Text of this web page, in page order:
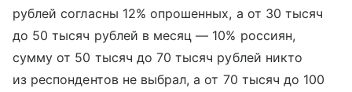
рублей согласны 12% опрошенных, а от 30 тысяч
до 50 тысяч рублей в месяц — 10% россиян,
сумму от 50 тысяч до 70 тысяч рублей никто
из респондентов не выбрал, а от 70 тысяч до 100